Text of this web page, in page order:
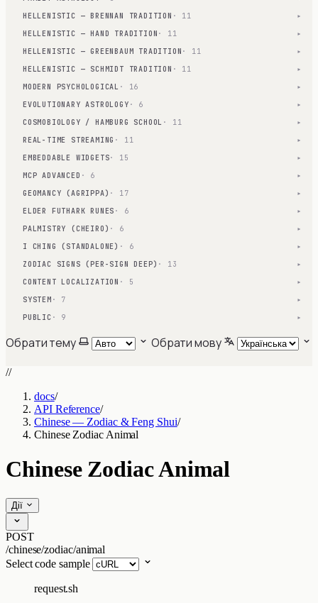
HELLENISTIC — BRENNAN TRADITION · 11 ▾
HELLENISTIC — HAND TRADITION · 11 ▾
HELLENISTIC — GREENBAUM TRADITION · 11 ▾
HELLENISTIC — SCHMIDT TRADITION · 11 ▾
MODERN PSYCHOLOGICAL · 16 ▾
EVOLUTIONARY ASTROLOGY · 6 ▾
COSMOBIOLOGY / HAMBURG SCHOOL · 11 ▾
REAL-TIME STREAMING · 11 ▾
EMBEDDABLE WIDGETS· 15 ▾
MCP ADVANCED · 6 ▾
GEOMANCY (AGRIPPA) · 17 ▾
ELDER FUTHARK RUNES · 6 ▾
PALMISTRY (CHEIRO) · 6 ▾
I CHING (STANDALONE) · 6 ▾
ZODIAC SIGNS (PER-SIGN DEEP) · 13 ▾
CONTENT LOCALIZATION · 5 ▾
SYSTEM · 7 ▾
PUBLIC · 9 ▾
Обрати тему Обрати мову
//
docs/
API Reference/
Chinese — Zodiac & Feng Shui/
Chinese Zodiac Animal
Chinese Zodiac Animal
Дії
POST
/chinese/zodiac/animal
Select code sample
request.sh